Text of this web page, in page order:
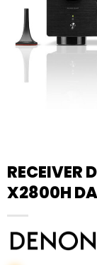
RECEIVER
X2800H